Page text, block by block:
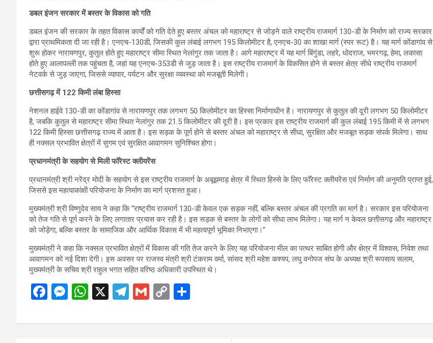
डबल इंजन सरकार में बस्तर के विकास को गति
डबल इंजन की सरकार के तहत विकास कार्यों को गति देते हुए बस्तर अंचल को महाराष्ट्र से जोड़ने वाले राष्ट्रीय राजमार्ग 130-डी के निर्माण को राज्य सरकार
द्वारा प्राथमिकता दी जा रही है। एनएच-130डी, जिसकी कुल लंबाई लगभग 195 किलोमीटर है, एनएच-30 का शाखा मार्ग (स्पर रूट) है। यह मार्ग कोंडागांव से
शुरू होकर नारायणपुर, कुतुल होते हुए महाराष्ट्र सीमा स्थित नेलांगुर तक जाता है। आगे महाराष्ट्र में यह मार्ग बिंगुंडा, लहरे, धोदराज, भमरगढ़, हेमा, लकासा
होते हुए आलापल्ली तक पहुंचता है, जहां यह एनएच-353डी से जुड़ जाता है। इस राष्ट्रीय राजमार्ग के विकसित होने से बस्तर क्षेत्र सीधे राष्ट्रीय राजमार्ग
नेटवर्क से जुड़ जाएगा, जिससे व्यापार, पर्यटन और सुरक्षा व्यवस्था को मजबूती मिलेगी।
छत्तीसगढ़ में 122 किमी लंबा हिस्सा
नेशनल हाईवे 130-डी का कोंडागांव से नारायणपुर तक लगभग 50 किलोमीटर का हिस्सा निर्माणाधीन है। नारायणपुर से कुतुल की दूरी लगभग 50 किलोमीटर
है, जबकि कुतुल से महाराष्ट्र सीमा स्थित नेलांगुर तक 21.5 किलोमीटर की दूरी है। इस प्रकार इस राष्ट्रीय राजमार्ग की कुल लंबाई 195 किमी में से लगभग
122 किमी हिस्सा छत्तीसगढ़ राज्य में आता है। इस सड़क के पूर्ण होने से बस्तर अंचल को महाराष्ट्र से सीधा, सुरक्षित और मजबूत सड़क संपर्क मिलेगा। साथ
ही नक्सल प्रभावित क्षेत्रों में सुगम एवं सुरक्षित आवागमन सुनिश्चित होगा।
प्रधानमंत्री के सहयोग से मिली फॉरेस्ट क्लीयरेंस
प्रधानमंत्री श्री नरेंद्र मोदी के सहयोग से इस राष्ट्रीय राजमार्ग के अबूझमाड़ क्षेत्र में स्थित हिस्से के लिए फॉरेस्ट क्लीयरेंस एवं निर्माण की अनुमति प्राप्त हुई,
जिससे इस महत्वाकांक्षी परियोजना के निर्माण का मार्ग प्रशस्त हुआ।
मुख्यमंत्री श्री विष्णुदेव साय ने कहा कि “राष्ट्रीय राजमार्ग 130-डी केवल एक सड़क नहीं, बल्कि बस्तर अंचल की प्रगति का मार्ग है। सरकार इस परियोजना
को तेज गति से पूर्ण करने के लिए लगातार प्रयास कर रही है। इस सड़क से बस्तर के लोगों को सीधा लाभ मिलेगा। यह मार्ग न केवल छत्तीसगढ़ और महाराष्ट्र
को जोड़ेगा, बल्कि बस्तर के सामाजिक और आर्थिक विकास में भी महत्वपूर्ण भूमिका निभाएगा।”
मुख्यमंत्री ने कहा कि नक्सल प्रभावित क्षेत्रों में विकास की गति तेज करने के लिए यह परियोजना मील का पत्थर साबित होगी और क्षेत्र में विश्वास, निवेश तथा
आवागमन को नई दिशा देगी। इस अवसर पर राजस्व मंत्री श्री टंकराम वर्मा, सांसद श्री महेश कश्यप, लघु वनोपज संघ के अध्यक्ष श्री रूपसाय सलाम,
मुख्यमंत्री के सचिव श्री राहुल भगत सहित वरिष्ठ अधिकारी उपस्थित थे।
F
ce
M
se
W
at
X
T
e
G
ail
C
py ar